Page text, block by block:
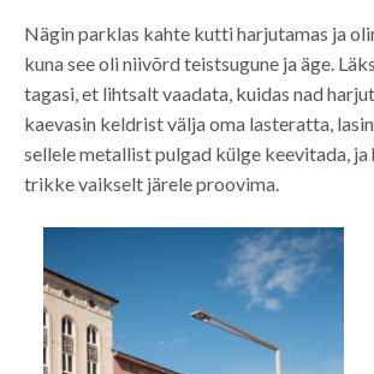
Nägin parklas kahte kutti harjutamas ja
kuna see oli niivõrd teistsugune ja äge.
tagasi, et lihtsalt vaadata, kuidas nad
kaevasin keldrist välja oma lasteratta,
sellele metallist pulgad külge keevitada, ja
trikke vaikselt järele proovima.